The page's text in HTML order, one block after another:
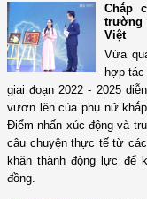
Chắp
trường
Việt
Vừa
hợp
giai đoạn 2022 - 2025
vươn lên của phụ nữ
Điểm nhấn xúc động và
câu chuyện thực tế từ
khăn thành động lực để
đồng.